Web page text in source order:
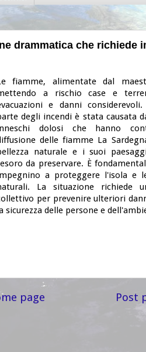
drammatica che richiede
fiamme, alimentate dal
a rischio case e
e danni
degli incendi è stata causata
dolosi che hanno
delle fiamme La
naturale e i suoi
da preservare. È
a proteggere l'isola e
La situazione richiede
per prevenire ulteriori
sicurezza delle persone e
Post
page